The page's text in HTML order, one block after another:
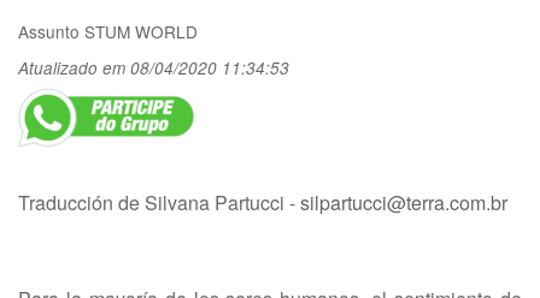
Assunto STUM WORLD
Atualizado em 08/04/2020 11:34:53
Traducción de Silvana Partucci -silpartucci@terra.com.br